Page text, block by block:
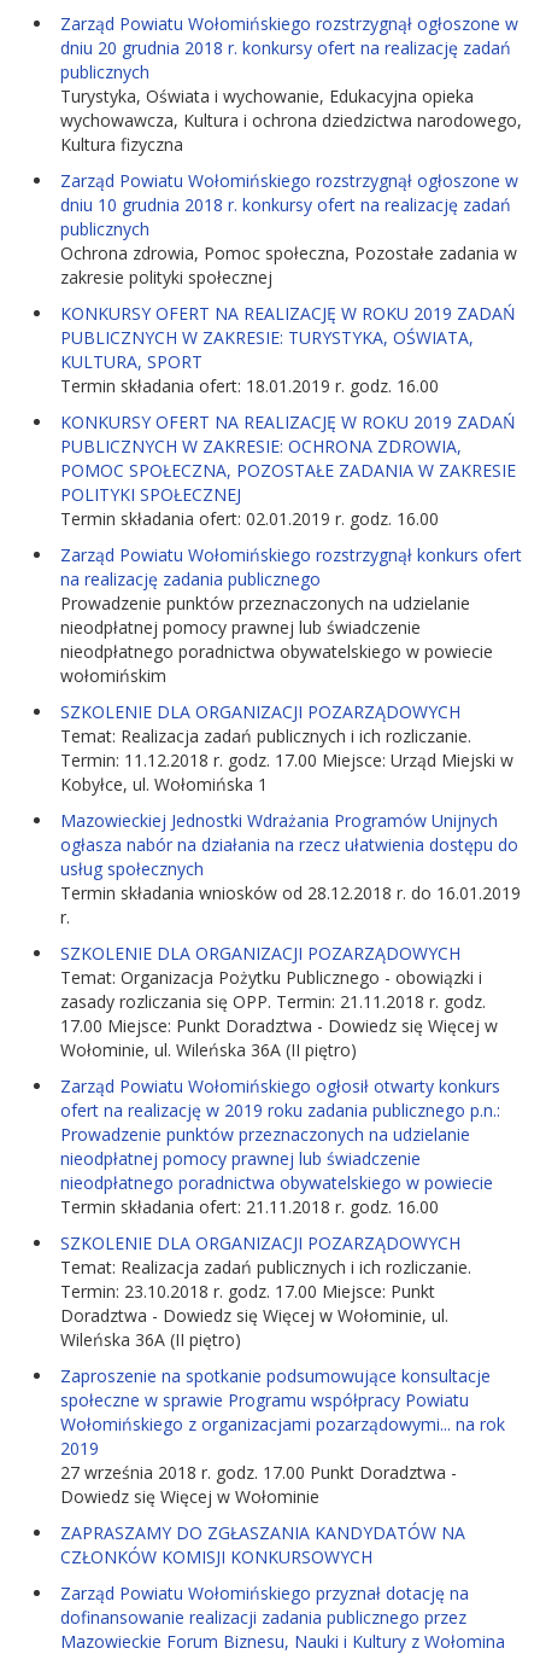
Zarząd Powiatu Wołomińskiego rozstrzygnął ogłoszone w
dniu 20 grudnia 2018 r. konkursy ofert na realizację zadań
publicznych
Turystyka, Oświata i wychowanie, Edukacyjna opieka
wychowawcza, Kultura i ochrona dziedzictwa narodowego,
Kultura fizyczna
Zarząd Powiatu Wołomińskiego rozstrzygnął ogłoszone w
dniu 10 grudnia 2018 r. konkursy ofert na realizację zadań
publicznych
Ochrona zdrowia, Pomoc społeczna, Pozostałe zadania w
zakresie polityki społecznej
KONKURSY OFERT NA REALIZACJĘ W ROKU 2019 ZADAŃ
PUBLICZNYCH W ZAKRESIE: TURYSTYKA, OŚWIATA,
KULTURA, SPORT
Termin składania ofert: 18.01.2019 r. godz. 16.00
KONKURSY OFERT NA REALIZACJĘ W ROKU 2019 ZADAŃ
PUBLICZNYCH W ZAKRESIE: OCHRONA ZDROWIA,
POMOC SPOŁECZNA, POZOSTAŁE ZADANIA W ZAKRESIE
POLITYKI SPOŁECZNEJ
Termin składania ofert: 02.01.2019 r. godz. 16.00
Zarząd Powiatu Wołomińskiego rozstrzygnął konkurs ofert
na realizację zadania publicznego
Prowadzenie punktów przeznaczonych na udzielanie
nieodpłatnej pomocy prawnej lub świadczenie
nieodpłatnego poradnictwa obywatelskiego w powiecie
wołomińskim
SZKOLENIE DLA ORGANIZACJI POZARZĄDOWYCH
Temat: Realizacja zadań publicznych i ich rozliczanie.
Termin: 11.12.2018 r. godz. 17.00 Miejsce: Urząd Miejski w
Kobyłce, ul. Wołomińska 1
Mazowieckiej Jednostki Wdrażania Programów Unijnych
ogłasza nabór na działania na rzecz ułatwienia dostępu do
usług społecznych
Termin składania wniosków od 28.12.2018 r. do 16.01.2019
r.
SZKOLENIE DLA ORGANIZACJI POZARZĄDOWYCH
Temat: Organizacja Pożytku Publicznego - obowiązki i
zasady rozliczania się OPP. Termin: 21.11.2018 r. godz.
17.00 Miejsce: Punkt Doradztwa - Dowiedz się Więcej w
Wołominie, ul. Wileńska 36A (II piętro)
Zarząd Powiatu Wołomińskiego ogłosił otwarty konkurs
ofert na realizację w 2019 roku zadania publicznego p.n.:
Prowadzenie punktów przeznaczonych na udzielanie
nieodpłatnej pomocy prawnej lub świadczenie
nieodpłatnego poradnictwa obywatelskiego w powiecie
Termin składania ofert: 21.11.2018 r. godz. 16.00
SZKOLENIE DLA ORGANIZACJI POZARZĄDOWYCH
Temat: Realizacja zadań publicznych i ich rozliczanie.
Termin: 23.10.2018 r. godz. 17.00 Miejsce: Punkt
Doradztwa - Dowiedz się Więcej w Wołominie, ul.
Wileńska 36A (II piętro)
Zaproszenie na spotkanie podsumowujące konsultacje
społeczne w sprawie Programu współpracy Powiatu
Wołomińskiego z organizacjami pozarządowymi... na rok
2019
27 września 2018 r. godz. 17.00 Punkt Doradztwa -
Dowiedz się Więcej w Wołominie
ZAPRASZAMY DO ZGŁASZANIA KANDYDATÓW NA
CZŁONKÓW KOMISJI KONKURSOWYCH
Zarząd Powiatu Wołomińskiego przyznał dotację na
dofinansowanie realizacji zadania publicznego przez
Mazowieckie Forum Biznesu, Nauki i Kultury z Wołomina